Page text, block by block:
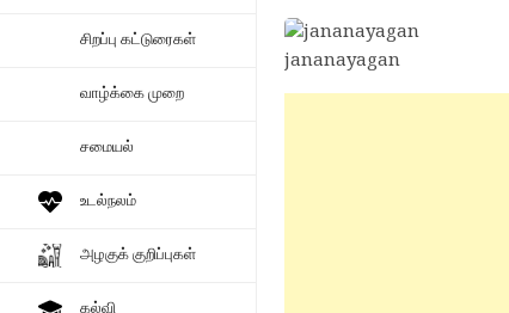
சிறப்பு கட்டுரைகள்
வாழ்க்கை முறை
சமையல்
உடல்நலம்
அழகுக் குறிப்புகள்
jananayagan